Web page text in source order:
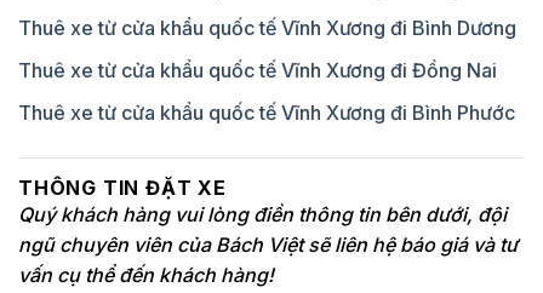
Thuê xe từ cửa khẩu quốc tế Vĩnh Xương đi Bình Dương
Thuê xe từ cửa khẩu quốc tế Vĩnh Xương đi Đồng Nai
Thuê xe từ cửa khẩu quốc tế Vĩnh Xương đi Bình Phước
THÔNG TIN ĐẶT XE
Quý khách hàng vui lòng điền thông tin bên dưới, đội
ngũ chuyên viên của Bách Việt sẽ liên hệ báo giá và tư
vấn cụ thể đến khách hàng!